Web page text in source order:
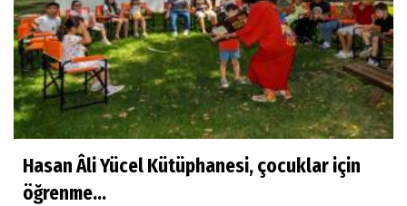
Hasan Âli Yücel Kütüphanesi, çocuklar için
öğrenme...